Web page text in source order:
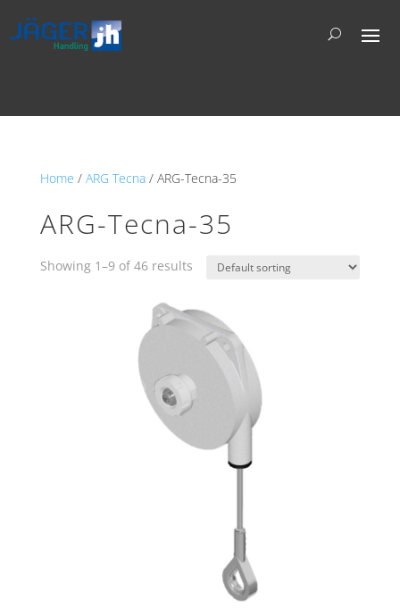
Home / ARG Tecna/ ARG-Tecna-35
ARG-Tecna-35
Showing 1–9 of 46 results